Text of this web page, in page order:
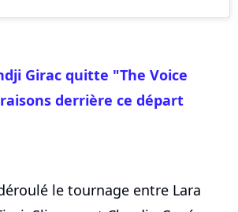
Girac quitte "The Voice
derrière ce départ
le tournage entre Lara